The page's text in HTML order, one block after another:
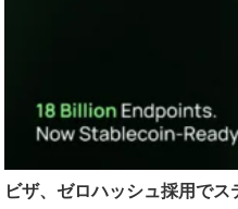
ビザ、ゼロハッシュ採用で